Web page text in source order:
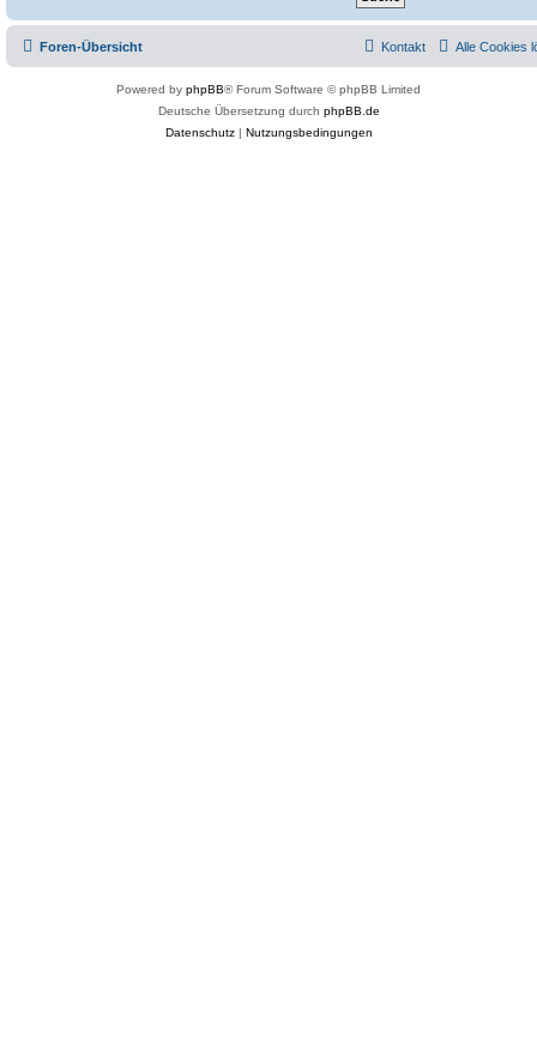
Foren-Übersicht Alle Cookies
Kontakt
Powered by phpBB® Forum Software © phpBB Limited
Deutsche Übersetzung durch phpBB.de
Datenschutz| Nutzungsbedingungen